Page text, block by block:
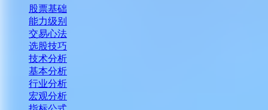
股票基础
能力级别
交易心法
选股技巧
技术分析
基本分析
行业分析
宏观分析